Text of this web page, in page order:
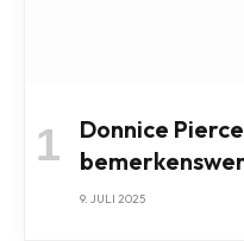
Donnice
9. JULI 2025